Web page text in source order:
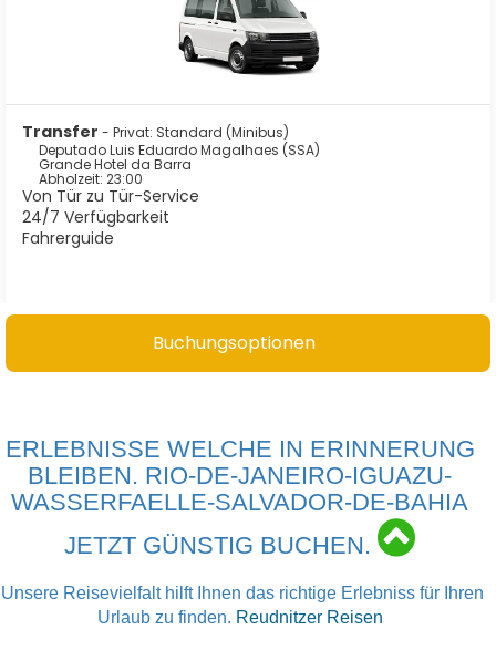
ERLEBNISSE WELCHE IN ERINNERUNG
BLEIBEN. RIO-DE-JANEIRO-IGUAZU-
WASSERFAELLE-SALVADOR-DE-BAHIA
JETZT GÜNSTIG BUCHEN.
Reisevielfalt hilft Ihnen das richtige Erlebniss für Ihren
Urlaub zu finden. Reudnitzer Reisen